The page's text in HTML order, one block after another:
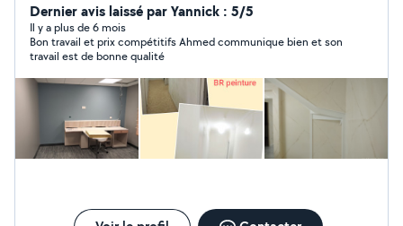
finitions soignées pour un rendu parfait. ENDUIT Enduit
de lissage, rebouchage, ratissage et préparation des
supports. DÉCORATION MURALE Effets décoratifs,
matières, béton ciré, tadelakt, stuc et plus encore.
Dernier avis laissé par Yannick : 5/5
Il y a plus de 6 mois
Bon travail et prix compétitifs Ahmed communique bien et son
travail est de bonne qualité